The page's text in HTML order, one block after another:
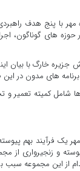
با پنج هدف
های گوناگون،
خارگ با بیان
های مدون در
کمیته تعمیر و
یک فرآیند بهم
و زنجیرواری
از این مجموعه سبب